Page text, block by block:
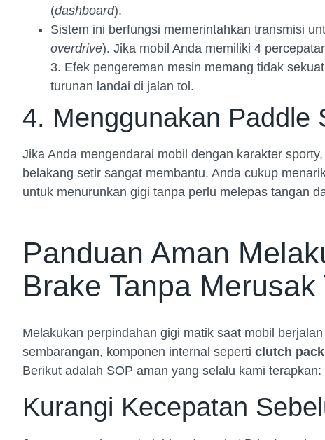
(dashboard).
Sistem ini berfungsi memerintahkan transmisi
overdrive). Jika mobil Anda memiliki 4
3. Efek pengereman mesin memang tidak
turunan landai di jalan tol.
4. Menggunakan Paddle
Jika Anda mengendarai mobil dengan karakter
belakang setir sangat membantu. Anda cukup
untuk menurunkan gigi tanpa perlu melepas tangan
Panduan Aman
Brake Tanpa Merusak
Melakukan perpindahan gigi matik saat mobil
sembarangan, komponen internal seperti clutch pack
Berikut adalah SOP aman yang selalu kami terapkan:
Kurangi Kecepatan